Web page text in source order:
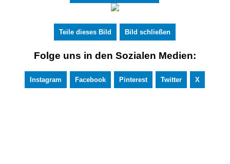
Teile dieses Bild Bild schließen
Folge uns in den Sozialen Medien:
Instagram Facebook Pinterest Twitter X